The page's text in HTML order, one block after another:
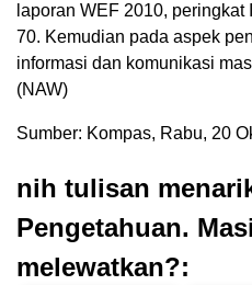
laporan WEF 2010,
70. Kemudian pada aspek
informasi dan komunikasi
(NAW)
Sumber: Kompas, Rabu, 20
nih tulisan
Pengetahuan.
melewatkan?: